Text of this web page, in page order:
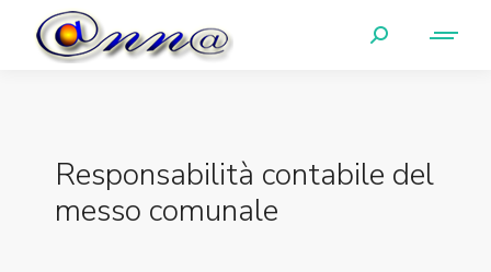
Responsabilità contabile del
messo comunale